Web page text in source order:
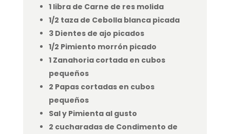
1 libra de Carne de res molida
1/2 taza de Cebolla blanca picada
3 Dientes de ajo picados
1/2 Pimiento morrón picado
1 Zanahoria cortada en cubos
pequeños
2 Papas cortadas en cubos
pequeños
Sal y Pimienta al gusto
2 cucharadas de Condimento de